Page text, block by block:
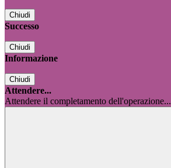
Chiudi
Successo
Chiudi
Informazione
Chiudi
Attendere...
Attendere il completamento dell'operazione...